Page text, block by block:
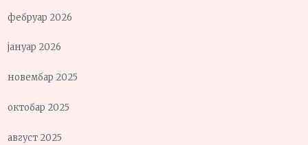
фебруар 2026
јануар 2026
новембар 2025
октобар 2025
август 2025